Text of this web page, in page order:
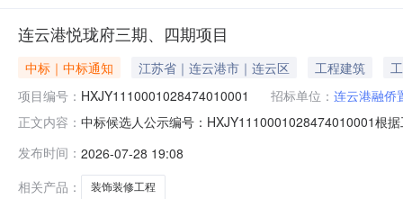
连云港悦珑府三期、四期项目
中标｜中标通知 江苏省｜连云港市｜连云区 工程建筑
项目编号： HXJY1110001028474010001 招标单位： 连云港融侨
正文内容： 中标候选人公示编号：HXJY1110001028474010001根
格。项目负责人（项目经理）：李梦园。工期：45日历
人（项
发布时间： 2026-07-28 19:08
相关产品：
装饰装修工程